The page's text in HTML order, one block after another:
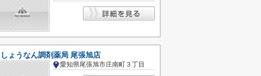
しょうなん調剤薬局 尾張旭店
愛知県尾張旭市庄南町３丁目